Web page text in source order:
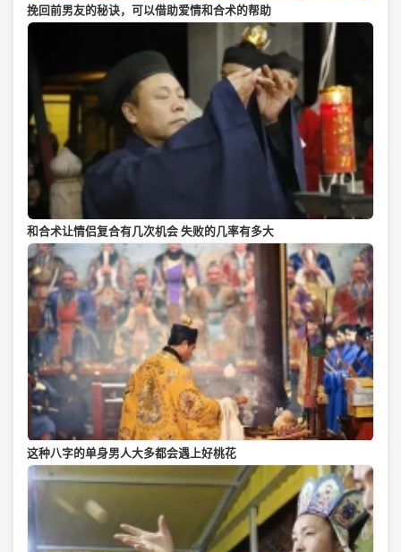
挽回前男友的秘诀，可以借助爱情和合术的帮助
和合术让情侣复合有几次机会 失败的几率有多大
这种八字的单身男人大多都会遇上好桃花